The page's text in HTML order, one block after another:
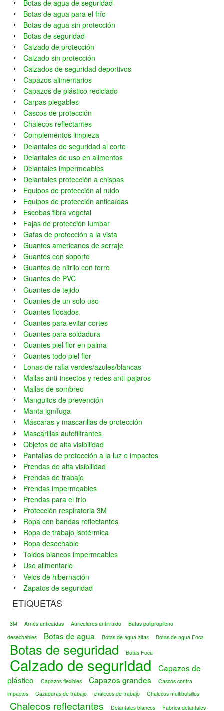
Botas de agua de seguridad
Botas de agua para el frío
Botas de agua sin protección
Botas de seguridad
Calzado de protección
Calzado sin protección
Calzados de seguridad deportivos
Capazos alimentarios
Capazos de plástico reciclado
Carpas plegables
Cascos de protección
Chalecos reflectantes
Complementos limpieza
Delantales de seguridad al corte
Delantales de uso en alimentos
Delantales impermeables
Delantales protección a chispas
Equipos de protección al ruido
Equipos de protección anticaídas
Escobas fibra vegetal
Fajas de protección lumbar
Gafas de protección a la vista
Guantes americanos de serraje
Guantes con soporte
Guantes de nitrilo con forro
Guantes de PVC
Guantes de tejido
Guantes de un solo uso
Guantes flocados
Guantes para evitar cortes
Guantes para soldadura
Guantes piel flor en palma
Guantes todo piel flor
Lonas de rafia verdes/azules/blancas
Mallas anti-insectos y redes anti-pajaros
Mallas de sombreo
Manguitos de prevención
Manta ignífuga
Máscaras y mascarillas de protección
Mascarillas autofiltrantes
Objetos de alta visibilidad
Pantallas de protección a la luz e impactos
Prendas de alta visibilidad
Prendas de trabajo
Prendas impermeables
Prendas para el frío
Protección respiratoria 3M
Ropa con bandas reflectantes
Ropa de trabajo isotérmica
Ropa desechable
Toldos blancos impermeables
Uso alimentario
Velos de hibernación
Zapatos de seguridad
ETIQUETAS
3M Arnés anticaídas Auriculares antirruido
Batas polipropileno
desechables
Botas de agua Botas de agua altas Botas de agua Foca
Botas de seguridad Botas Foca
Calzado de seguridad
Capazos de
plástico
Capazos flexibles Capazos grandes
Cascos contra
impactos
Cazadoras de trabajo chalecos de trabajo Chalecos multibolsillos
Chalecos reflectantes Delantales blancos
Fabrica delantales